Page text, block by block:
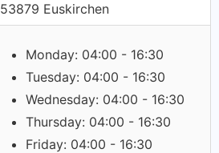
53879 Euskirchen
Monday: 04:00 - 16:30
Tuesday: 04:00 - 16:30
Wednesday: 04:00 - 16:30
Thursday: 04:00 - 16:30
Friday: 04:00 - 16:30